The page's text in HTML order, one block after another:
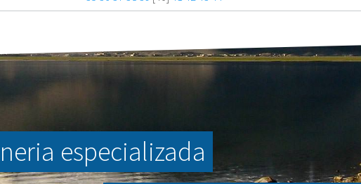
especializada